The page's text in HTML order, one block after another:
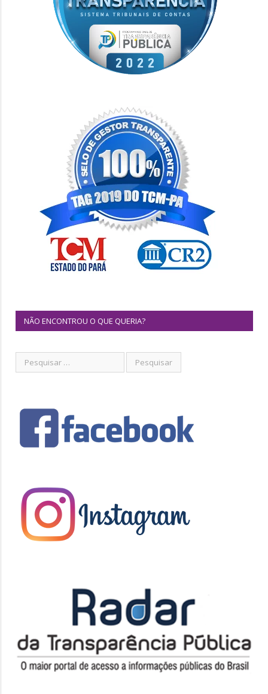
NÃO ENCONTROU O QUE QUERIA?